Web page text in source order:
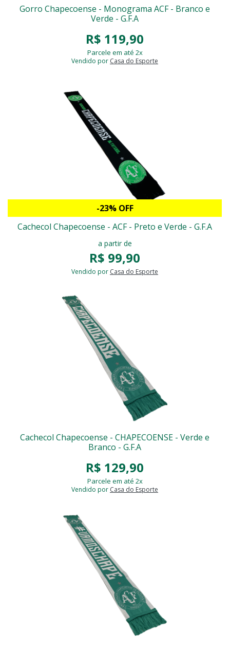
Gorro Chapecoense - Monograma ACF - Branco e
Verde - G.F.A
R$ 119,90
Parcele em até 2x
Vendido por Casa do Esporte
-23% OFF
Cachecol Chapecoense - ACF - Preto e Verde - G.F.A
a partir de
R$ 99,90
Vendido por Casa do Esporte
Cachecol Chapecoense - CHAPECOENSE - Verde e
Branco - G.F.A
R$ 129,90
Parcele em até 2x
Vendido por Casa do Esporte